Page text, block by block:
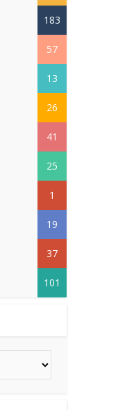
183
57
13
26
41
25
1
19
37
101